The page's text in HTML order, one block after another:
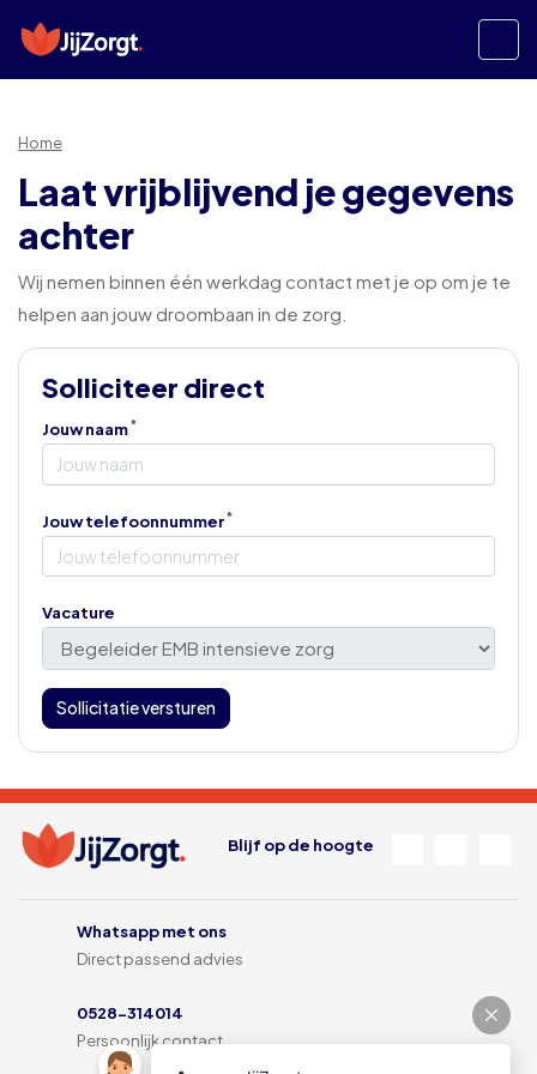
Home
Laat vrijblijvend je gegevens
achter
Wij nemen binnen één werkdag contact met je op om je te
helpen aan jouw droombaan in de zorg.
Solliciteer direct
Jouw naam
Jouw telefoonnummer
Vacature
Sollicitatie versturen
Blijf op de hoogte
Whatsapp met ons
Direct passend advies
0528-314014
Persoonlijk contact